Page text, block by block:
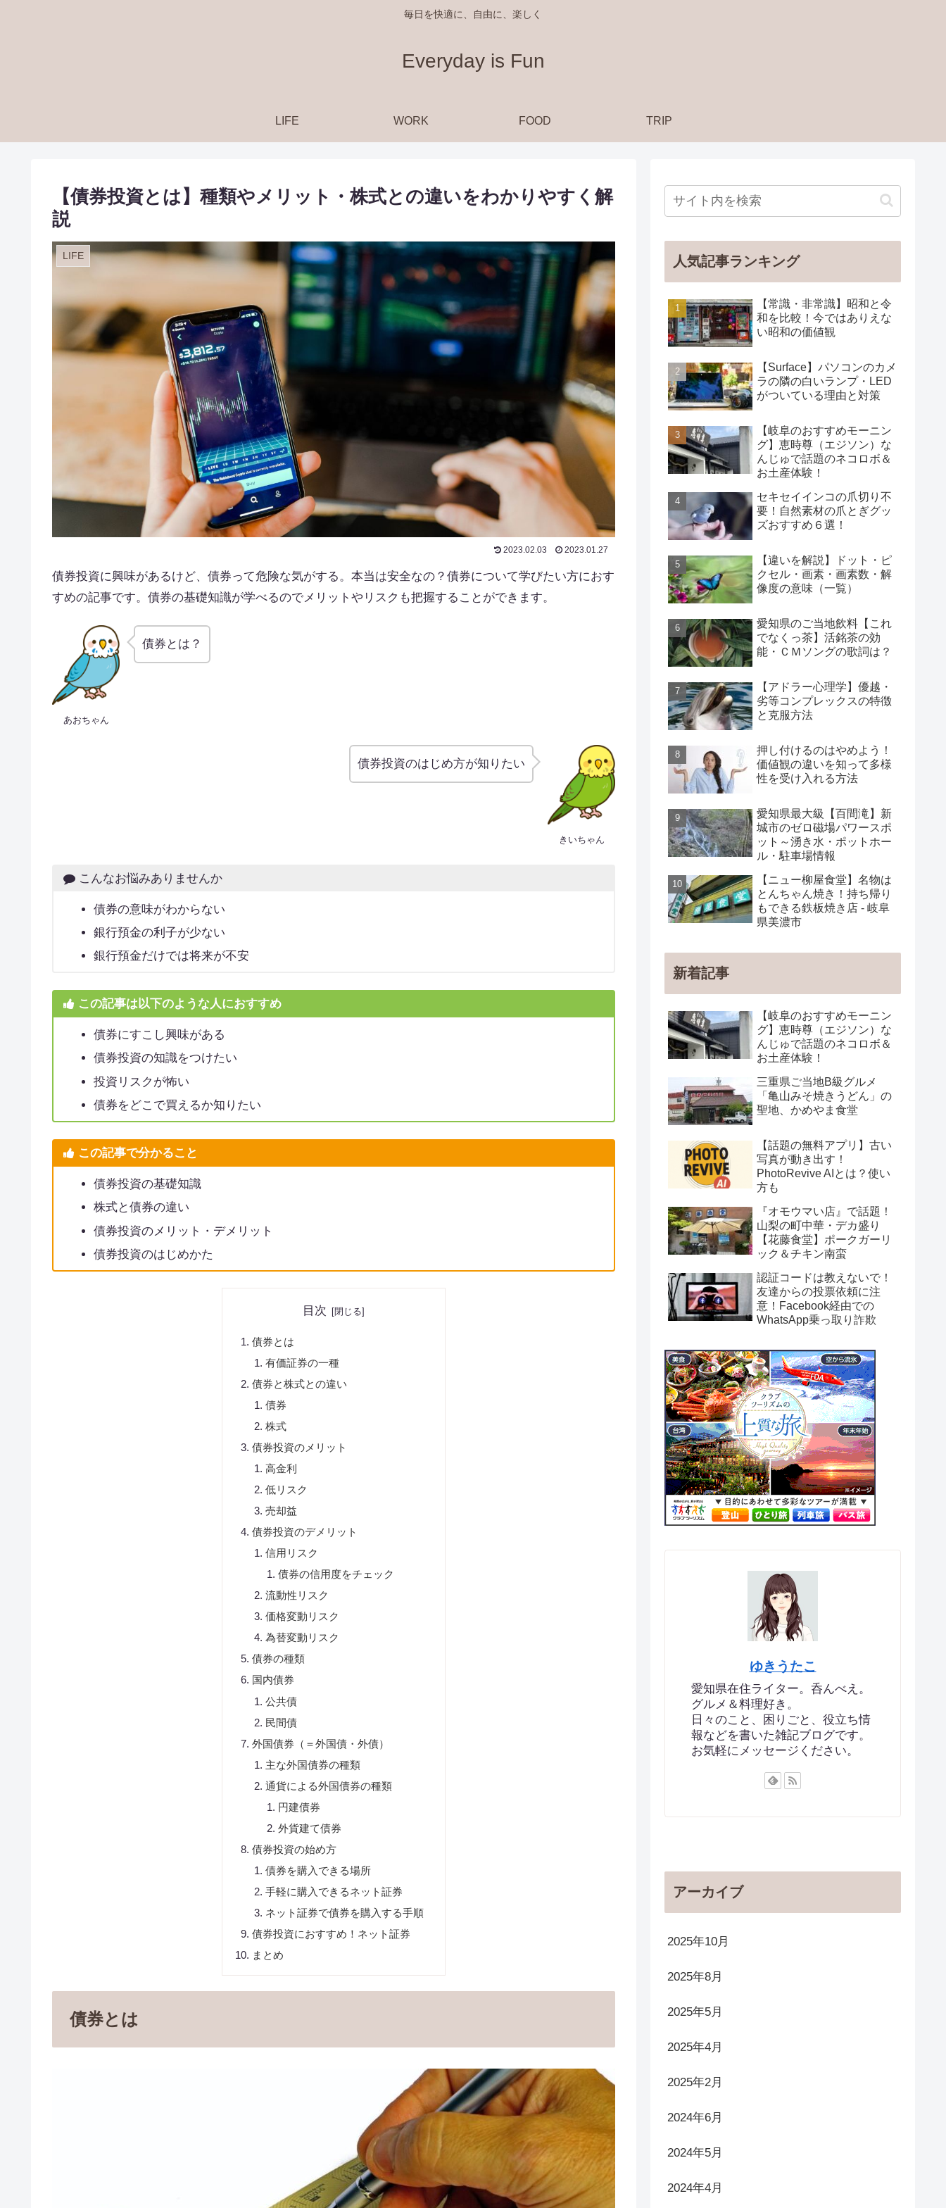
毎日を快適に、自由に、楽しく
Everyday is Fun
LIFE WORK FOOD TRIP
【債券投資とは】種類やメリット・株式との違いをわかりやすく解
説
LIFE
2023.02.03 2023.01.27
債券投資に興味があるけど、債券って危険な気がする。本当は安全なの？債券について学びたい方におす
すめの記事です。債券の基礎知識が学べるのでメリットやリスクも把握することができます。
あおちゃん
債券とは？
きいちゃん
債券投資のはじめ方が知りたい
こんなお悩みありませんか
債券の意味がわからない
銀行預金の利子が少ない
銀行預金だけでは将来が不安
この記事は以下のような人におすすめ
債券にすこし興味がある
債券投資の知識をつけたい
投資リスクが怖い
債券をどこで買えるか知りたい
この記事で分かること
債券投資の基礎知識
株式と債券の違い
債券投資のメリット・デメリット
債券投資のはじめかた
目次
債券とは
有価証券の一種
債券と株式との違い
債券
株式
債券投資のメリット
高金利
低リスク
売却益
債券投資のデメリット
信用リスク
債券の信用度をチェック
流動性リスク
価格変動リスク
為替変動リスク
債券の種類
国内債券
公共債
民間債
外国債券（＝外国債・外債）
主な外国債券の種類
通貨による外国債券の種類
円建債券
外貨建て債券
債券投資の始め方
債券を購入できる場所
手軽に購入できるネット証券
ネット証券で債券を購入する手順
債券投資におすすめ！ネット証券
まとめ
債券とは
人気記事ランキング
【常識・非常識】昭和と令
和を比較！今ではありえな
い昭和の価値観
【Surface】パソコンのカメ
ラの隣の白いランプ・LED
がついている理由と対策
【岐阜のおすすめモーニン
グ】恵時尊（エジソン）な
んじゅで話題のネコロボ＆
お土産体験！
セキセイインコの爪切り不
要！自然素材の爪とぎグッ
ズおすすめ６選！
【違いを解説】ドット・ピ
クセル・画素・画素数・解
像度の意味（一覧）
愛知県のご当地飲料【これ
でなくっ茶】活銘茶の効
能・ＣＭソングの歌詞は？
【アドラー心理学】優越・
劣等コンプレックスの特徴
と克服方法
押し付けるのはやめよう！
価値観の違いを知って多様
性を受け入れる方法
愛知県最大級【百間滝】新
城市のゼロ磁場パワースポ
ット～湧き水・ポットホー
ル・駐車場情報
【ニュー柳屋食堂】名物は
とんちゃん焼き！持ち帰り
もできる鉄板焼き店 - 岐阜
県美濃市
新着記事
【岐阜のおすすめモーニン
グ】恵時尊（エジソン）な
んじゅで話題のネコロボ＆
お土産体験！
三重県ご当地B級グルメ
「亀山みそ焼きうどん」の
聖地、かめやま食堂
【話題の無料アプリ】古い
写真が動き出す！
PhotoRevive AIとは？使い
方も
『オモウマい店』で話題！
山梨の町中華・デカ盛り
【花藤食堂】ポークガーリ
ック＆チキン南蛮
認証コードは教えないで！
友達からの投票依頼に注
意！Facebook経由での
WhatsApp乗っ取り詐欺
ゆきうたこ
愛知県在住ライター。呑んべえ。
グルメ＆料理好き。
日々のこと、困りごと、役立ち情
報などを書いた雑記ブログです。
お気軽にメッセージください。
アーカイブ
2025年10月
2025年8月
2025年5月
2025年4月
2025年2月
2024年6月
2024年5月
2024年4月